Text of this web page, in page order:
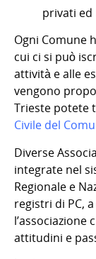
privati
Ogni Comune
cui ci si può
attività e alle
vengono
Trieste potete
Civile del
Diverse
integrate nel
Regionale e
registri di PC,
attitudini e